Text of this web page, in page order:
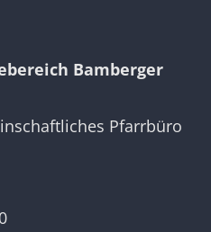
Bamberger
Pfarrbüro